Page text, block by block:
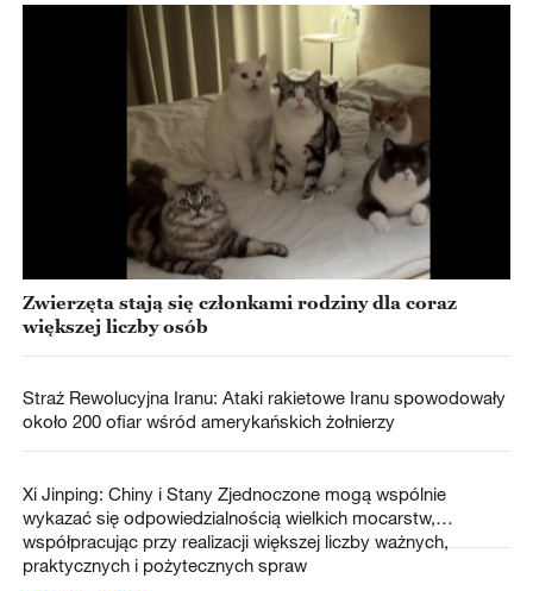
Zwierzęta stają się członkami rodziny dla coraz
większej liczby osób
Straż Rewolucyjna Iranu: Ataki rakietowe Iranu spowodowały
około 200 ofiar wśród amerykańskich żołnierzy
Xi Jinping: Chiny i Stany Zjednoczone mogą wspólnie
wykazać się odpowiedzialnością wielkich mocarstw,
współpracując przy realizacji większej liczby ważnych,
praktycznych i pożytecznych spraw